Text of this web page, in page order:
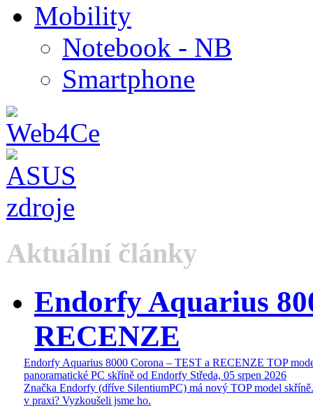
Mobility
Notebook - NB
Smartphone
Aktuální články
Endorfy Aquarius
RECENZE
Endorfy Aquarius 8000 Corona – TEST a RECENZE TOP
panoramatické PC skříně od Endorfy Středa, 05 srpen 2026
Značka Endorfy (dříve SilentiumPC) má nový TOP model
v praxi? Vyzkoušeli jsme ho.